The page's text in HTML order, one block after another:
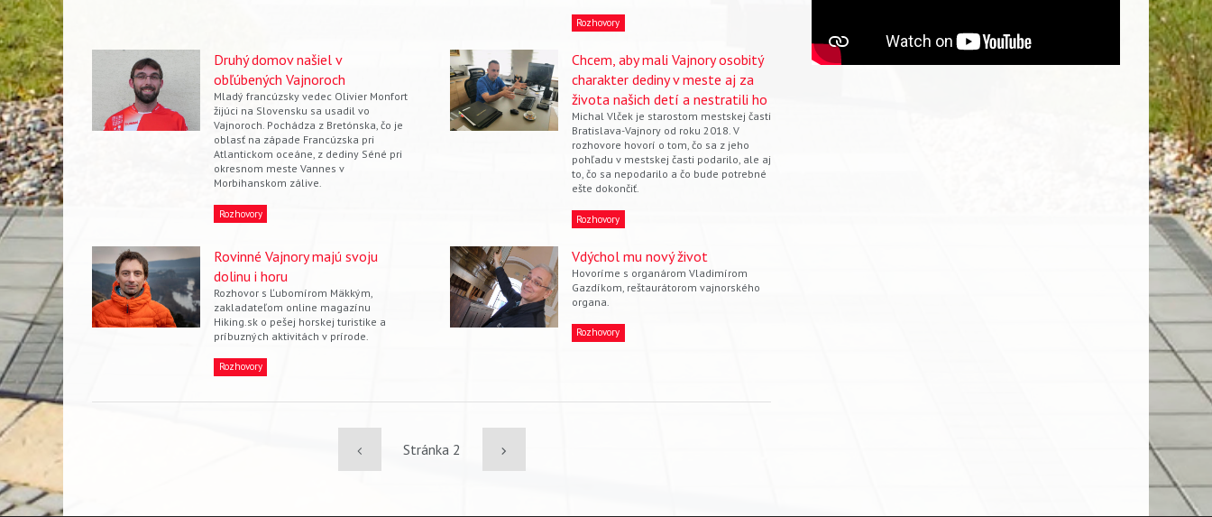
Rozhovory
Druhý domov našiel v
obľúbených Vajnoroch
Mladý francúzsky vedec Olivier Monfort
žijúci na Slovensku sa usadil vo
Vajnoroch. Pochádza z Bretónska, čo je
oblasť na západe Francúzska pri
Atlantickom oceáne, z dediny Séné pri
okresnom meste Vannes v
Morbihanskom zálive.
Rozhovory
Chcem, aby mali Vajnory osobitý
charakter dediny v meste aj za
života našich detí a nestratili ho
Michal Vlček je starostom mestskej časti
Bratislava-Vajnory od roku 2018. V
rozhovore hovorí o tom, čo sa z jeho
pohľadu v mestskej časti podarilo, ale aj
to, čo sa nepodarilo a čo bude potrebné
ešte dokončiť.
Rozhovory
Rovinné Vajnory majú svoju
dolinu i horu
Rozhovor s Ľubomírom Mäkkým,
zakladateľom online magazínu
Hiking.sk o pešej horskej turistike a
príbuzných aktivitách v prírode.
Rozhovory
Vdýchol mu nový život
Hovoríme s organárom Vladimírom
Gazdíkom, reštaurátorom vajnorského
organa.
Rozhovory
PreviousStránka 2 Ďalšia